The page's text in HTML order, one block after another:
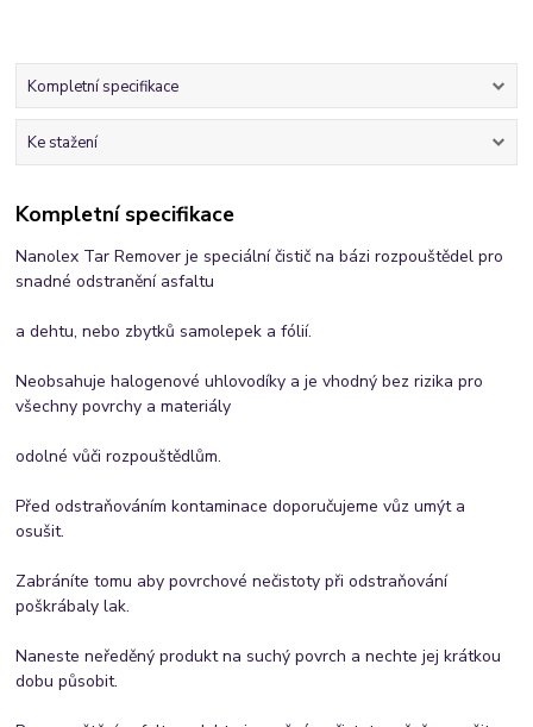
Kompletní specifikace
Ke stažení
Kompletní specifikace
Nanolex Tar Remover je speciální čistič na bázi rozpouštědel pro
snadné odstranění asfaltu
a dehtu, nebo zbytků samolepek a fólií.
Neobsahuje halogenové uhlovodíky a je vhodný bez rizika pro
všechny povrchy a materiály
odolné vůči rozpouštědlům.
Před odstraňováním kontaminace doporučujeme vůz umýt a
osušit.
Zabráníte tomu aby povrchové nečistoty při odstraňování
poškrábaly lak.
Naneste neředěný produkt na suchý povrch a nechte jej krátkou
dobu působit.